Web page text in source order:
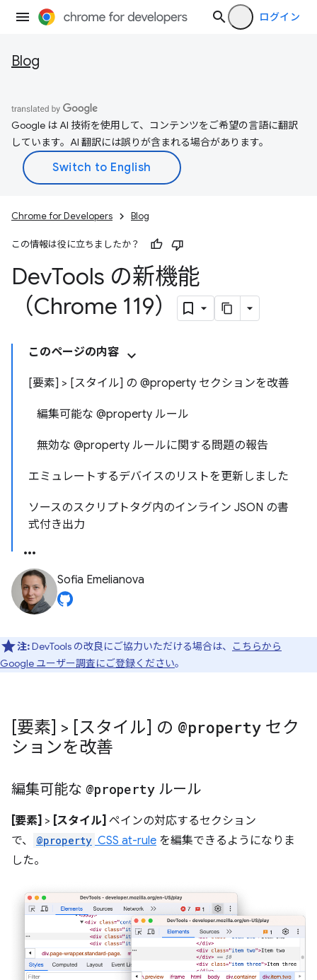
ログイン
Blog
Google は AI 技術を使用して、コンテンツをご希望の言語に翻訳
しています。AI 翻訳には誤りが含まれる場合があります。
Chrome for Developers Blog
この情報は役に立ちましたか？
DevTools の新機能
（Chrome 119）
このページの内容
[要素] > [スタイル] の @property セクションを改善
編集可能な @property ルール
無効な @property ルールに関する問題の報告
エミュレートするデバイスのリストを更新しました
ソースのスクリプトタグ内のインライン JSON の書
式付き出力
Sofia Emelianova
注:DevTools の改良にご協力いただける場合は、
こちらから
Google ユーザー調査にご登録ください。
[要素] > [スタイル] の @property セク
ションを改善
編集可能な @property ルール
[要素] > [スタイル] ペインの対応するセクション
で、
@property CSS at-rule を編集できるようになりま
した。